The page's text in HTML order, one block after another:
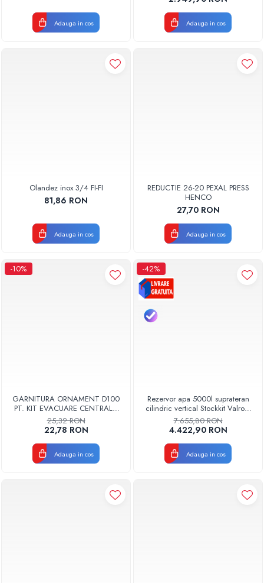
Adauga in cos Adauga in cos
Olandez inox 3/4 FI-FI
81,86 RON
Adauga in cos
REDUCTIE 26-20 PEXAL PRESS
HENCO
27,70 RON
Adauga in cos
-10%
GARNITURA ORNAMENT D100
PT. KIT EVACUARE CENTRALA
FGGE100
25,32 RON
22,78 RON
Adauga in cos
-42%
Rezervor apa 5000l suprateran
cilindric vertical Stockkit Valrom
49020150000
7.655,80 RON
4.422,90 RON
Adauga in cos